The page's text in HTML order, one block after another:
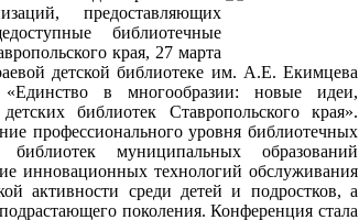
предоставляющих
библиотечные
края, 27 марта
детской библиотеке им. А.Е. Екимцева
«Единство в многообразии: новые идеи,
библиотек Ставропольского края».
профессионального уровня библиотечных
библиотек муниципальных образований
инновационных технологий обслуживания
активности среди детей и подростков, а
поколения. Конференция стала